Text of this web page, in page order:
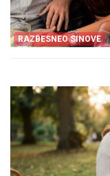
RAZBESNEO SINOVE